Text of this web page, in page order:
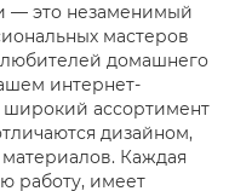
— это незаменимый
мастеров
любителей домашнего
интернет-
широкий ассортимент
дизайном,
Каждая
работу, имеет